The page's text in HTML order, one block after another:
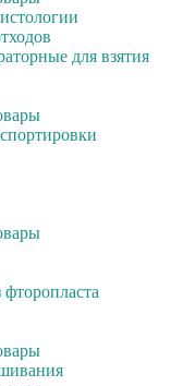
для взятия